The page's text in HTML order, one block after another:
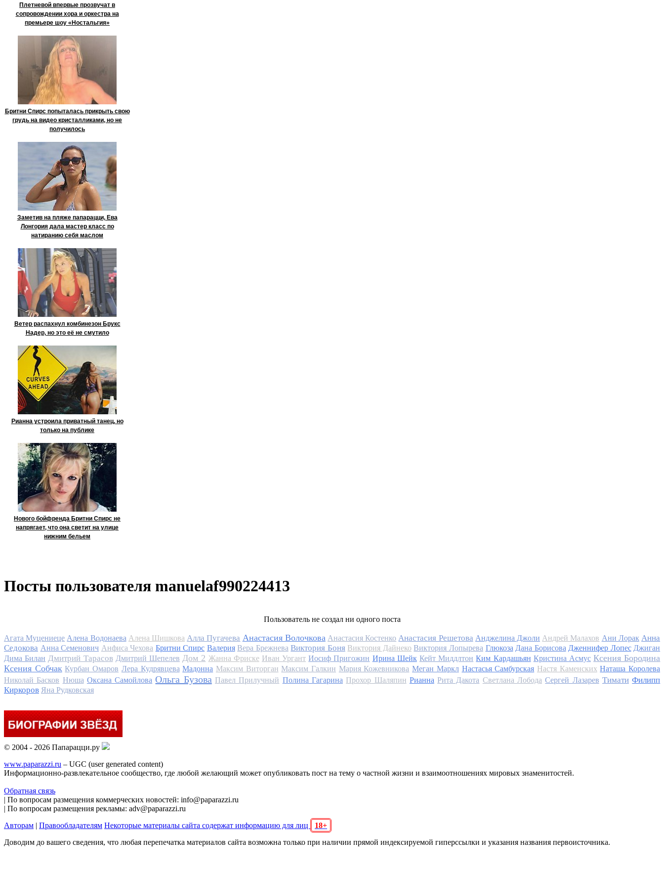
Плетневой впервые прозвучат в
сопровождении хора и оркестра на
премьере шоу «Ностальгия»
Бритни Спирс попыталась прикрыть свою
грудь на видео кристалликами, но не
получилось
Заметив на пляже папарацци, Ева
Лонгория дала мастер класс по
натиранию себя маслом
Ветер распахнул комбинезон Брукс
Надер, но это её не смутило
Рианна устроила приватный танец, но
только на публике
Нового бойфренда Бритни Спирс не
напрягает, что она светит на улице
нижним бельем
Посты пользователя manuelaf990224413
Пользователь не создал ни одного поста
Агата Муцениеце Алена Водонаева Алена Шишкова Алла Пугачева Анастасия Волочкова Анастасия Костенко Анастасия Решетова Анджелина Джоли Андрей Малахов Ани Лорак Анна
Седокова Анна Семенович Анфиса Чехова Бритни Спирс Валерия Вера Брежнева Виктория Боня Виктория Дайнеко Виктория Лопырева Глюкоза Дана Борисова Дженнифер Лопес Джиган
Дима Билан Дмитрий Тарасов Дмитрий Шепелев Дом 2 Жанна Фриске Иван Ургант Иосиф Пригожин Ирина Шейк Кейт Миддлтон Ким Кардашьян Кристина Асмус Ксения Бородина
Ксения Собчак Курбан Омаров Лера Кудрявцева Мадонна Максим Виторган Максим Галкин Мария Кожевникова Меган Маркл Настасья Самбурская Настя Каменских Наташа Королева
Николай Басков Нюша Оксана Самойлова Ольга Бузова Павел Прилучный Полина Гагарина Прохор Шаляпин Рианна Рита Дакота Светлана Лобода Сергей Лазарев Тимати Филипп
Киркоров Яна Рудковская
© 2004 - 2026 Папарацци.ру
www.paparazzi.ru – UGC (user generated content)
Информационно-развлекательное сообщество, где любой желающий может опубликовать пост на тему о частной жизни и взаимоотношениях мировых знаменитостей.
Обратная связь
| По вопросам размещения коммерческих новостей: info@paparazzi.ru
| По вопросам размещения рекламы: adv@paparazzi.ru
Авторам | Правообладателям Некоторые материалы сайта содержат информацию для лиц
18+
Доводим до вашего сведения, что любая перепечатка материалов сайта возможна только при наличии прямой индексируемой гиперссылки и указания названия первоисточника.